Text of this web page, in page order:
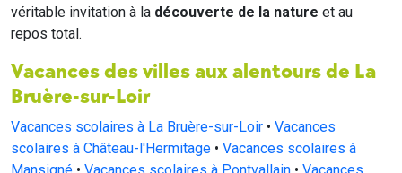
véritable invitation à la découverte de la nature et au
repos total.
Vacances des villes aux alentours de La
Bruère-sur-Loir
Vacances scolaires à La Bruère-sur-Loir • Vacances
scolaires à Château-l'Hermitage • Vacances scolaires à